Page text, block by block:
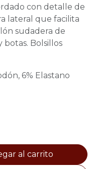
con detalle de
lateral que facilita
sudadera de
botas. Bolsillos
6% Elastano
al carrito